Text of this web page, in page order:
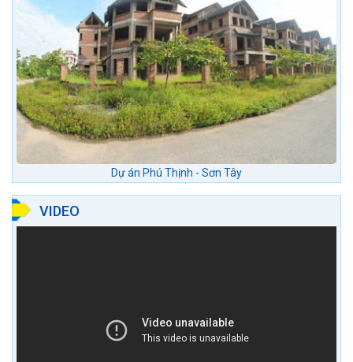
Dự án Phú Thịnh - Sơn Tây
VIDEO